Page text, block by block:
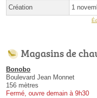
Création 1
Magasins de
Bonobo
Boulevard Jean Monnet
156 mètres
Fermé, ouvre demain à 9h30